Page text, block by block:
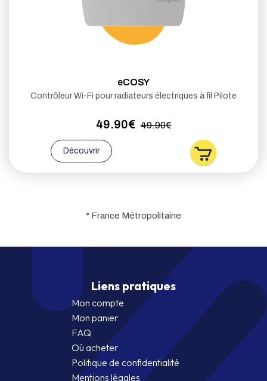
eCOSY
Contrôleur Wi-Fi pour radiateurs électriques à fil Pilote
49.90€ 49.90€
Découvrir
* France Métropolitaine
Liens pratiques
Mon compte
Mon panier
FAQ
Où acheter
Politique de confidentialité
Mentions légales